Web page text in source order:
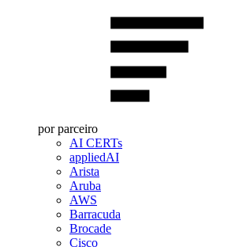
por parceiro
AI CERTs
appliedAI
Arista
Aruba
AWS
Barracuda
Brocade
Cisco